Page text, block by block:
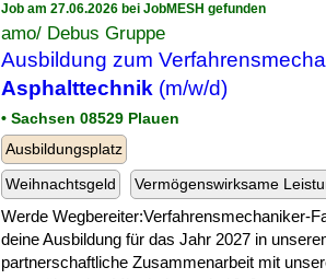
Job am 27.06.2026 bei JobMESH gefunden
amo/ Debus Gruppe
Ausbildung zum
Asphalttechnik (m/w/d)
• Sachsen 08529 Plauen
Ausbildungsplatz
Weihnachtsgeld
Vermögenswirksame
Werde Wegbereiter:Verfahrensmechaniker-
deine Ausbildung für das Jahr 2027 in
partnerschaftliche Zusammenarbeit mit